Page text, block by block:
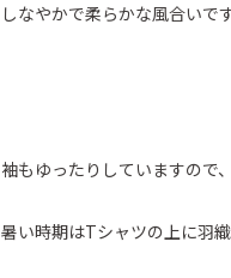
しなやかで柔らかな風合いです
袖もゆったりしていますので
暑い時期はTシャツの上に羽